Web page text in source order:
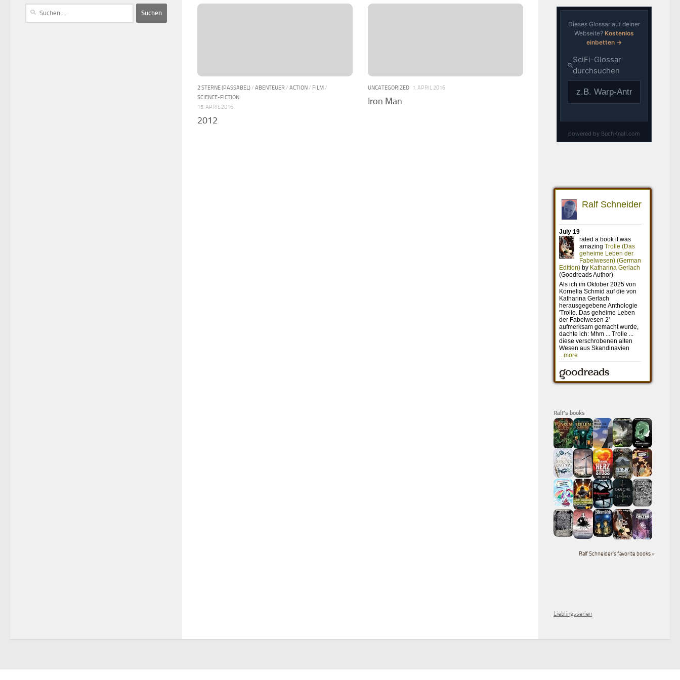
2 STERNE (PASSABEL)/ ABENTEUER / ACTION/ FILM/
SCIENCE-FICTION
15. APRIL 2016
2012
UNCATEGORIZED 1. APRIL 2016
Iron Man
Ralf's books
Ralf Schneider's favorite books »
Lieblingsserien